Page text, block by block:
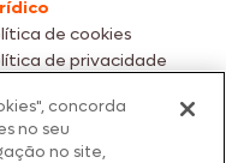
de cookies
de privacidade
enquanto durarem os
a análise e confirmação
concorda
no seu
no site,